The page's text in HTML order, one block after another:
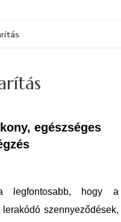
egészséges
legfontosabb, hogy a
szennyeződések,